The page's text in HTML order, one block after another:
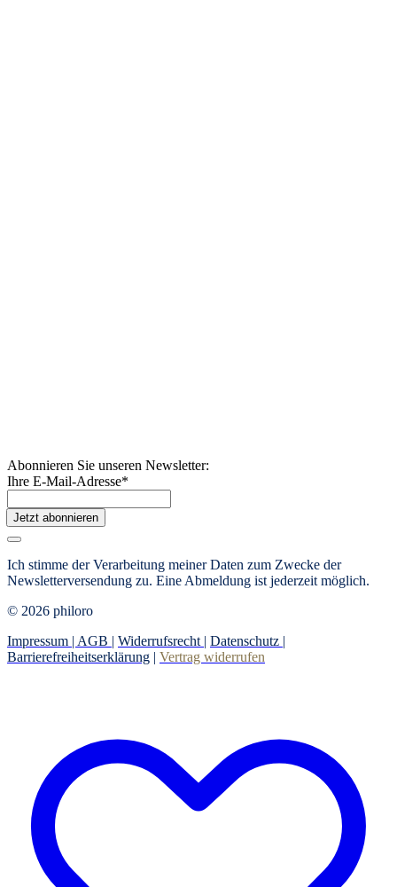
Abonnieren Sie unseren Newsletter:
Ihre E-Mail-Adresse*
Jetzt abonnieren
Ich stimme der Verarbeitung meiner Daten zum Zwecke der
Newsletterversendung zu. Eine Abmeldung ist jederzeit möglich.
© 2026 philoro
Impressum | AGB | Widerrufsrecht | Datenschutz |
Barrierefreiheitserklärung | Vertrag widerrufen